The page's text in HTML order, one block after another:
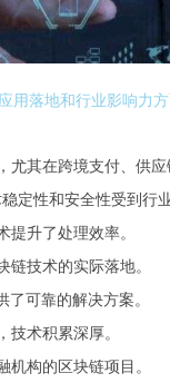
落地和行业影响力
其在跨境支付、供
定性和安全性受到行业
升了处理效率。
技术的实际落地。
可靠的解决方案。
术积累深厚。
构的区块链项目。